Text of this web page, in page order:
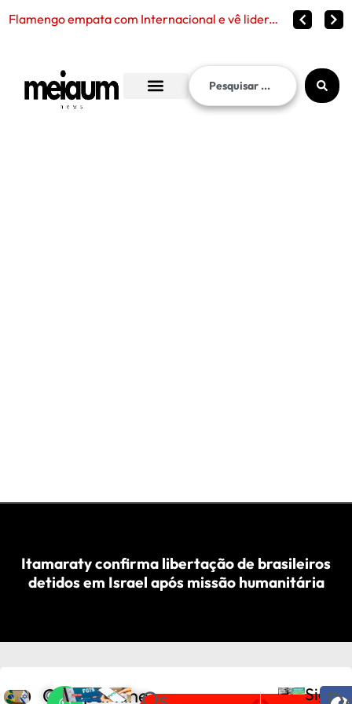
Corinthians ve
Itamaraty confirma libertação de brasileiros
detidos em Israel após missão humanitária
O
Compartilhe ANTERIOR
PRÓXIMO
Sigam